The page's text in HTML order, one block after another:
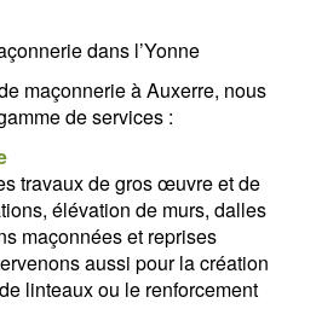
dans l’Yonne
maçonnerie à Auxerre, nous
de services :
travaux de gros œuvre et de
élévation de murs, dalles
maçonnées et reprises
aussi pour la création
linteaux ou le renforcement